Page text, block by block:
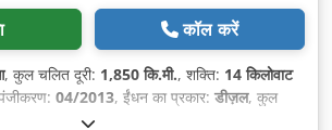
कॉल करें
, कुल चलित दूरी: 1,850 कि.मी., शक्ति: 14 किलोवाट
04/2013, ईंधन का प्रकार: डीज़ल, कुल
, गियरिंग प्रकार: